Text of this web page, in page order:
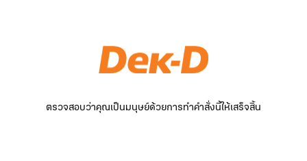
ตรวจสอบว่าคุณเป็นมนุษย์ด้วยการทำคำสั่งนี้ให้เสร็จสิ้น